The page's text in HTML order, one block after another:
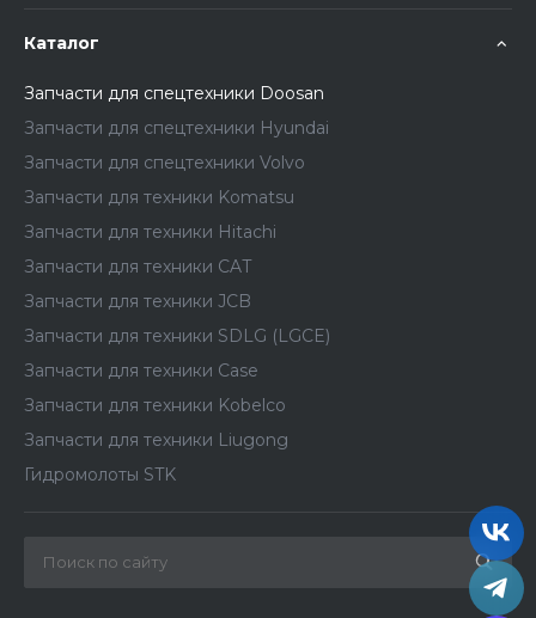
Каталог
Запчасти для спецтехники Doosan
Запчасти для спецтехники Hyundai
Запчасти для спецтехники Volvo
Запчасти для техники Komatsu
Запчасти для техники Hitachi
Запчасти для техники CAT
Запчасти для техники JCB
Запчасти для техники SDLG (LGCE)
Запчасти для техники Case
Запчасти для техники Kobelco
Запчасти для техники Liugong
Гидромолоты STK